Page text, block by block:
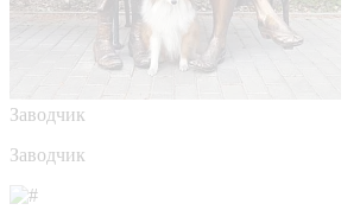
Заводчик
Заводчик